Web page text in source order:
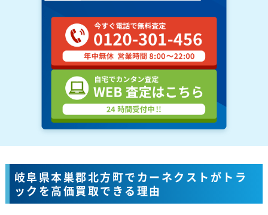
岐阜県本巣郡北方町でカーネクストがトラ
ックを高価買取できる理由